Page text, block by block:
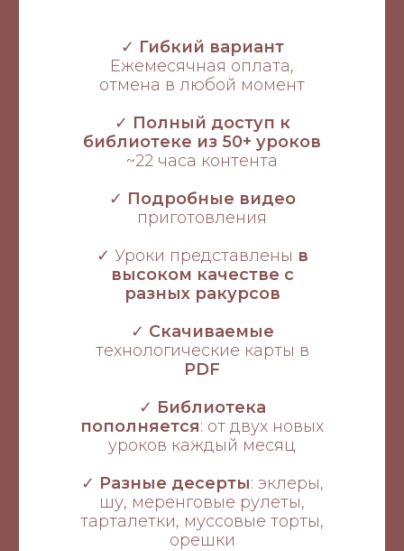
✓ Гибкий вариант
Ежемесячная оплата,
отмена в любой момент
✓ Полный доступ к
библиотеке из 50+ уроков
~22 часа контента
✓ Подробные видео
приготовления
✓ Уроки представлены в
высоком качестве с
разных ракурсов
✓ Скачиваемые
технологические карты в
PDF
✓ Библиотека
пополняется: от двух новых
уроков каждый месяц
✓ Разные десерты: эклеры,
шу, меренговые рулеты,
тарталетки, муссовые торты,
орешки